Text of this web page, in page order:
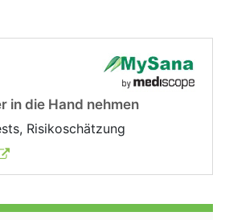
in die Hand nehmen
Risikoschätzung